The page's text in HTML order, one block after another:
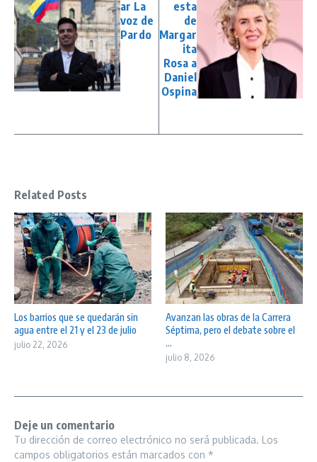
ar La
voz de
Pardo
esta
de
Margar
ita
Rosa a
Daniel
Ospina
Related Posts
Los barrios que se quedarán sin
agua entre el 21 y el 23 de julio
julio 22, 2026
Avanzan las obras de la Carrera
Séptima, pero el debate sobre el
...
julio 8, 2026
Deje un comentario
Tu dirección de correo electrónico no será publicada. Los
campos obligatorios están marcados con *